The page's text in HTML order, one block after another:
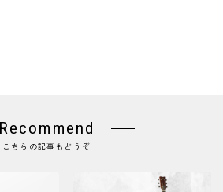
Recommend
こちらの記事もどうぞ